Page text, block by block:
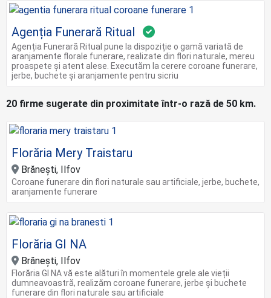
Agenția Funerară Ritual
Agenția Funerară Ritual pune la dispoziție o gamă variată de
aranjamente florale funerare, realizate din flori naturale, mereu
proaspete și atent alese. Executăm la cerere coroane funerare,
jerbe, buchete și aranjamente pentru sicriu
20 firme sugerate din proximitate într-o rază de 50 km.
Florăria Mery Traistaru
Brănești, Ilfov
Coroane funerare din flori naturale sau artificiale, jerbe, buchete,
aranjamente funerare
Florăria GI NA
Brăneşti, Ilfov
Florăria GI NA vă este alături în momentele grele ale vieții
dumneavoastră, realizăm coroane funerare, jerbe și buchete
funerare din flori naturale sau artificiale